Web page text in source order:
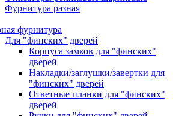
Фурнитура разная
фурнитура
Для "финских" дверей
Корпуса замков для "финских"
дверей
Накладки/заглушки/завертки для
"финских" дверей
Ответные планки для "финских"
дверей